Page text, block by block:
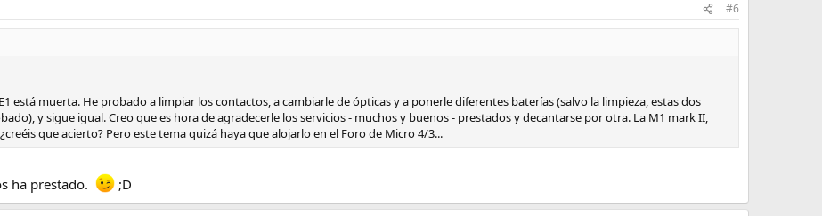
#6
está muerta. He probado a limpiar los contactos, a cambiarle de ópticas y a ponerle diferentes baterías (salvo la limpieza, estas dos
y sigue igual. Creo que es hora de agradecerle los servicios - muchos y buenos - prestados y decantarse por otra. La M1 mark II,
que acierto? Pero este tema quizá haya que alojarlo en el Foro de Micro 4/3...
ha prestado. ;D